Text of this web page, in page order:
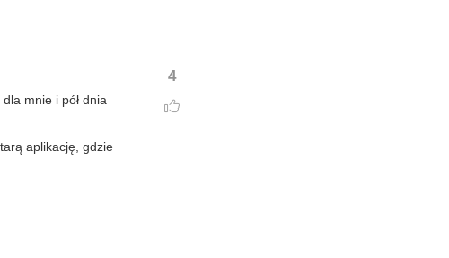
4
mnie i pół dnia
aplikację, gdzie